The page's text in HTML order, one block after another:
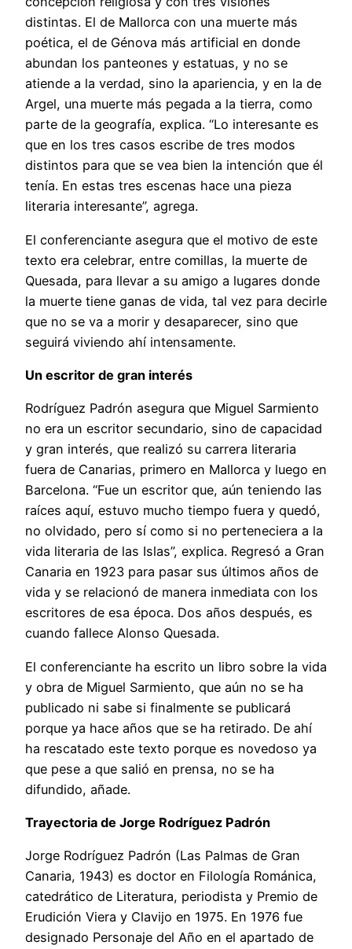
distintas. El de Mallorca con una muerte más
poética, el de Génova más artificial en donde
abundan los panteones y estatuas, y no se
atiende a la verdad, sino la apariencia, y en la de
Argel, una muerte más pegada a la tierra, como
parte de la geografía, explica. “Lo interesante es
que en los tres casos escribe de tres modos
distintos para que se vea bien la intención que él
tenía. En estas tres escenas hace una pieza
literaria interesante”, agrega.
El conferenciante asegura que el motivo de este
texto era celebrar, entre comillas, la muerte de
Quesada, para llevar a su amigo a lugares donde
la muerte tiene ganas de vida, tal vez para decirle
que no se va a morir y desaparecer, sino que
seguirá viviendo ahí intensamente.
Un escritor de gran interés
Rodríguez Padrón asegura que Miguel Sarmiento
no era un escritor secundario, sino de capacidad
y gran interés, que realizó su carrera literaria
fuera de Canarias, primero en Mallorca y luego en
Barcelona. “Fue un escritor que, aún teniendo las
raíces aquí, estuvo mucho tiempo fuera y quedó,
no olvidado, pero sí como si no perteneciera a la
vida literaria de las Islas”, explica. Regresó a Gran
Canaria en 1923 para pasar sus últimos años de
vida y se relacionó de manera inmediata con los
escritores de esa época. Dos años después, es
cuando fallece Alonso Quesada.
El conferenciante ha escrito un libro sobre la vida
y obra de Miguel Sarmiento, que aún no se ha
publicado ni sabe si finalmente se publicará
porque ya hace años que se ha retirado. De ahí
ha rescatado este texto porque es novedoso ya
que pese a que salió en prensa, no se ha
difundido, añade.
Trayectoria de Jorge Rodríguez Padrón
Jorge Rodríguez Padrón (Las Palmas de Gran
Canaria, 1943) es doctor en Filología Románica,
catedrático de Literatura, periodista y Premio de
Erudición Viera y Clavijo en 1975. En 1976 fue
designado Personaje del Año en el apartado de